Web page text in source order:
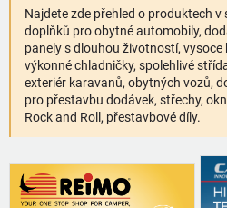
Najdete zde přehled o produktech
doplňků pro obytné automobily,
panely s dlouhou životností,
výkonné chladničky, spolehlivé
exteriér karavanů, obytných vozů,
pro přestavbu dodávek, střechy,
Rock and Roll, přestavbové díly.